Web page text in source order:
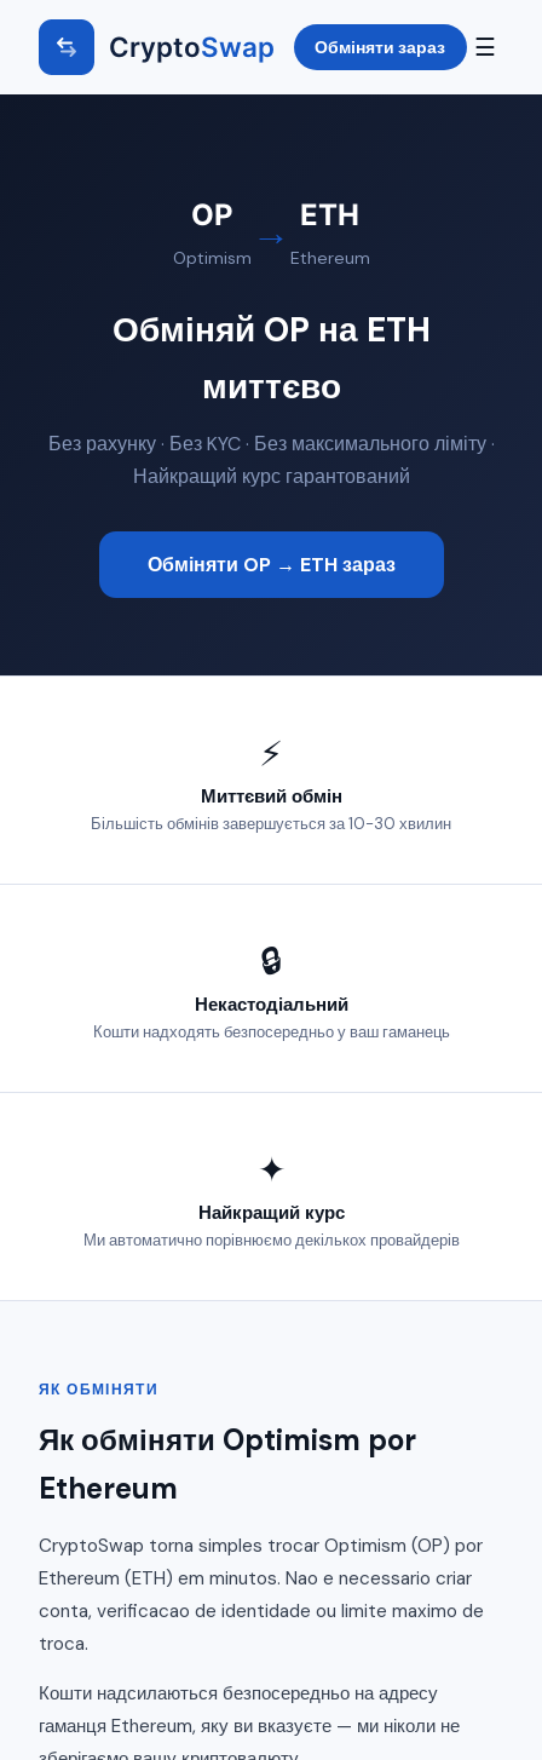
CryptoSwap Обміняти зараз ☰
OP
Optimism
→ ETH
Ethereum
Обміняй OP на ETH
миттєво
Без рахунку · Без KYC · Без максимального ліміту ·
Найкращий курс гарантований
Обміняти OP → ETH зараз
⚡
Миттєвий обмін
Більшість обмінів завершується за 10-30 хвилин
🔒
Некастодіальний
Кошти надходять безпосередньо у ваш гаманець
✦
Найкращий курс
Ми автоматично порівнюємо декількох провайдерів
ЯК ОБМІНЯТИ
Як обміняти Optimism por
Ethereum
CryptoSwap torna simples trocar Optimism (OP) por
Ethereum (ETH) em minutos. Nao e necessario criar
conta, verificacao de identidade ou limite maximo de
troca.
Кошти надсилаються безпосередньо на адресу
гаманця Ethereum, яку ви вказуєте — ми ніколи не